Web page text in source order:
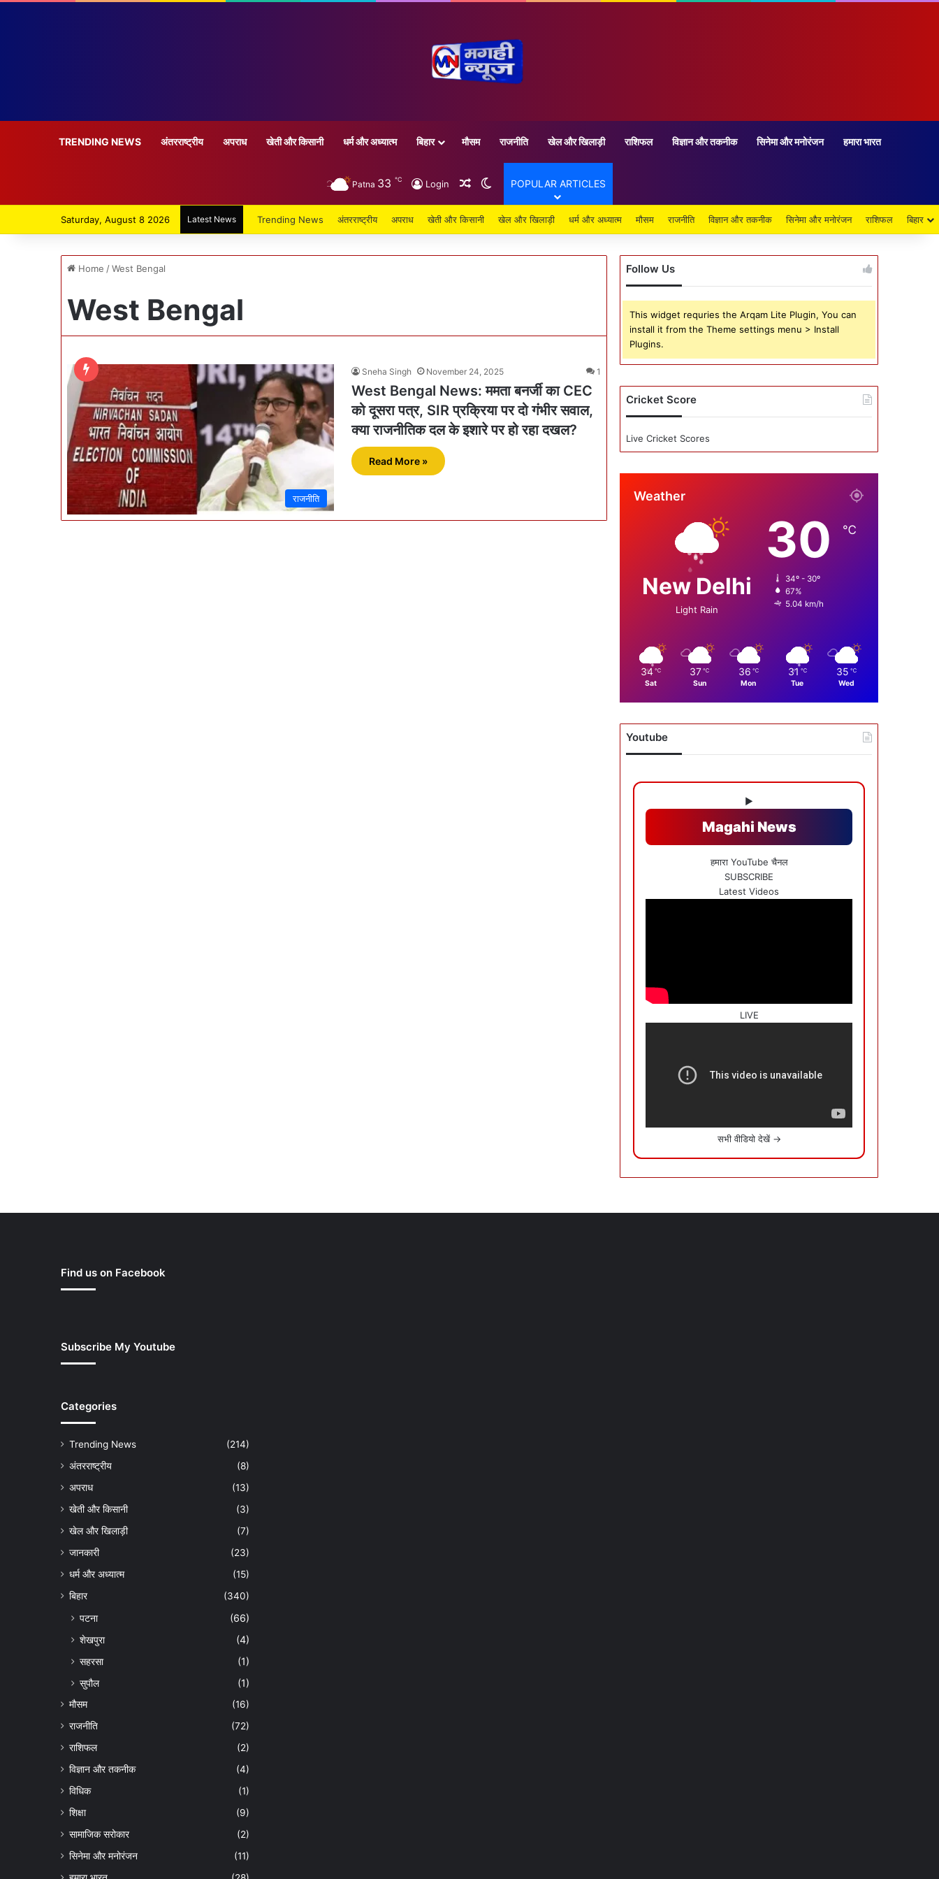
TRENDING NEWS अंतरराष्ट्रीय अपराध खेती और किसानी धर्म और अध्यात्म बिहार मौसम राजनीति खेल और खिलाड़ी राशिफल विज्ञान और तकनीक सिनेमा और मनोरंजन हमारा भारत
Patna 33 ℃ Login Random Article
Switch skin
POPULAR ARTICLES
Saturday, August 8 2026 Latest News Trending News अंतरराष्ट्रीय अपराध खेती और किसानी खेल और खिलाड़ी धर्म और अध्यात्म मौसम राजनीति विज्ञान और तकनीक सिनेमा और मनोरंजन राशिफल बिहार
Home /West Bengal
West Bengal
राजनीति
Sneha Singh November 24, 2025 1
West Bengal News: ममता बनर्जी का CEC
को दूसरा पत्र, SIR प्रक्रिया पर दो गंभीर सवाल,
क्या राजनीतिक दल के इशारे पर हो रहा दखल?
Read More »
Follow Us
This widget requries the Arqam Lite Plugin, You can
install it from the Theme settings menu > Install
Plugins.
Cricket Score
Live Cricket Scores
Weather
New Delhi
Light Rain
30 ℃
34º - 30º
67%
5.04 km/h
34 ℃
Sat
37 ℃
Sun
36 ℃
Mon
31 ℃
Tue
35 ℃
Wed
Youtube
▶
Magahi News
हमारा YouTube चैनल
SUBSCRIBE
Latest Videos
LIVE
सभी वीडियो देखें →
Find us on Facebook
Subscribe My Youtube
Categories
Trending News
(214)
अंतरराष्ट्रीय
(8)
अपराध
(13)
खेती और किसानी
(3)
खेल और खिलाड़ी
(7)
जानकारी
(23)
धर्म और अध्यात्म
(15)
बिहार
(340)
पटना
(66)
शेखपुरा
(4)
सहरसा
(1)
सुपौल
(1)
मौसम
(16)
राजनीति
(72)
राशिफल
(2)
विज्ञान और तकनीक
(4)
विधिक
(1)
शिक्षा
(9)
सामाजिक सरोकार
(2)
सिनेमा और मनोरंजन
(11)